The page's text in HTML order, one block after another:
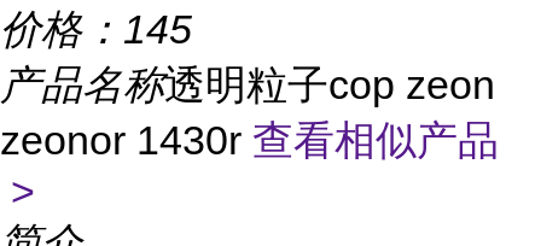
价格： 145
产品名称透明粒子cop zeon
zeonor 1430r 查看相似产品
>